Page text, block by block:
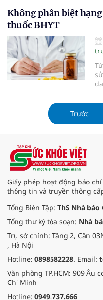
Không phân biệt
thuốc BHYT
Trước
Giấy phép hoạt động báo chí
thông tin và truyền thông
Tổng Biên Tập: ThS Nhà báo
Tổng thư ký tòa soạn: Nhà
Trụ sở chính: Tầng 2, Căn
, Hà Nội
Hotline: 0898582228. Email:
Văn phòng TP.HCM: 909 Âu
Chí Minh
Hotline: 0949.737.666